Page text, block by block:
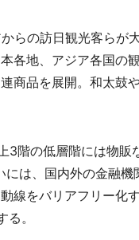
らの訪日観光客らが
各地、アジア各国の
商品を展開。和太鼓や
階の低層階には物販
は、国内外の金融機
線をバリアフリー化
。